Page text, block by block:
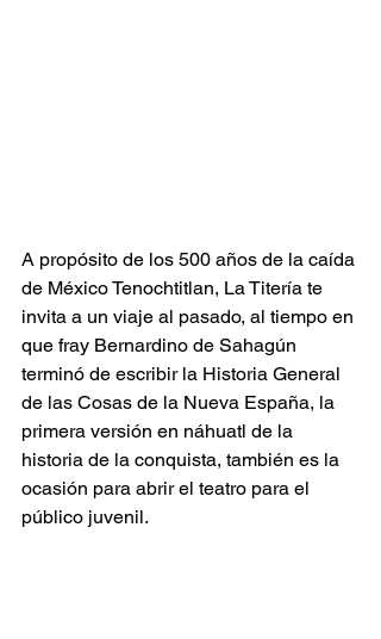
A propósito de los 500 años de la caída
de México Tenochtitlan, La Titería te
invita a un viaje al pasado, al tiempo en
que fray Bernardino de Sahagún
terminó de escribir la Historia General
de las Cosas de la Nueva España, la
primera versión en náhuatl de la
historia de la conquista, también es la
ocasión para abrir el teatro para el
público juvenil.